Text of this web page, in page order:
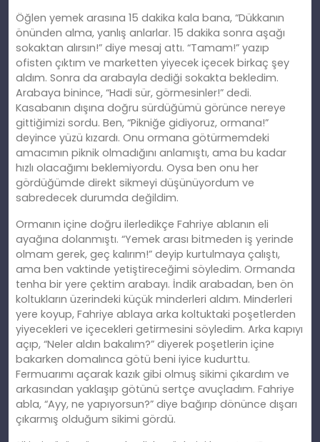
Öğlen yemek arasına 15 dakika kala bana, “Dükkanın
önünden alma, yanlış anlarlar. 15 dakika sonra aşağı
sokaktan alırsın!” diye mesaj attı. “Tamam!” yazıp
ofisten çıktım ve marketten yiyecek içecek birkaç şey
aldım. Sonra da arabayla dediği sokakta bekledim.
Arabaya binince, “Hadi sür, görmesinler!” dedi.
Kasabanın dışına doğru sürdüğümü görünce nereye
gittiğimizi sordu. Ben, “Pikniğe gidiyoruz, ormana!”
deyince yüzü kızardı. Onu ormana götürmemdeki
amacımın piknik olmadığını anlamıştı, ama bu kadar
hızlı olacağımı beklemiyordu. Oysa ben onu her
gördüğümde direkt sikmeyi düşünüyordum ve
sabredecek durumda değildim.
Ormanın içine doğru ilerledikçe Fahriye ablanın eli
ayağına dolanmıştı. “Yemek arası bitmeden iş yerinde
olmam gerek, geç kalırım!” deyip kurtulmaya çalıştı,
ama ben vaktinde yetiştireceğimi söyledim. Ormanda
tenha bir yere çektim arabayı. İndik arabadan, ben ön
koltukların üzerindeki küçük minderleri aldım. Minderleri
yere koyup, Fahriye ablaya arka koltuktaki poşetlerden
yiyecekleri ve içecekleri getirmesini söyledim. Arka kapıyı
açıp, “Neler aldın bakalım?” diyerek poşetlerin içine
bakarken domalınca götü beni iyice kudurttu.
Fermuarımı açarak kazık gibi olmuş sikimi çıkardım ve
arkasından yaklaşıp götünü sertçe avuçladım. Fahriye
abla, “Ayy, ne yapıyorsun?” diye bağırıp dönünce dışarı
çıkarmış olduğum sikimi gördü.